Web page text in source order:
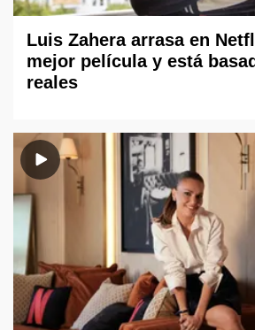
Luis Zahera arrasa en
mejor película y está
reales